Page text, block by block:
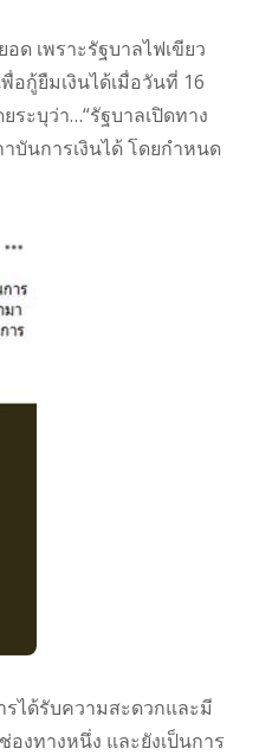
ด เพราะรัฐบาลไฟเขียว
กู้ยืมเงินได้เมื่อวันที่ 16
ะบุว่า…“รัฐบาลเปิดทาง
บันการเงินได้ โดยกำหนด
ได้รับความสะดวกและมี
งทางหนึ่ง และยังเป็นการ